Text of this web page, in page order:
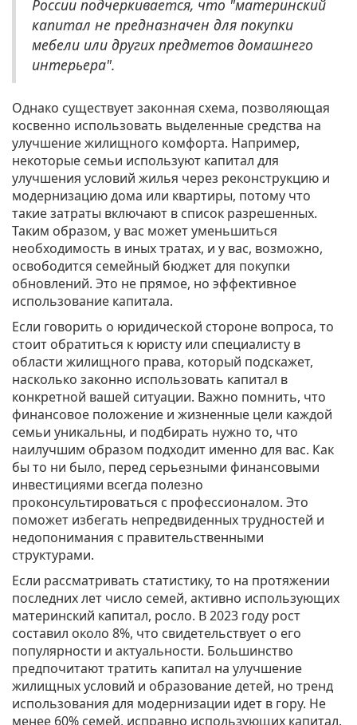
России подчеркивается, что "материнский
капитал не предназначен для покупки
мебели или других предметов домашнего
интерьера".
Однако существует законная схема, позволяющая
косвенно использовать выделенные средства на
улучшение жилищного комфорта. Например,
некоторые семьи используют капитал для
улучшения условий жилья через реконструкцию и
модернизацию дома или квартиры, потому что
такие затраты включают в список разрешенных.
Таким образом, у вас может уменьшиться
необходимость в иных тратах, и у вас, возможно,
освободится семейный бюджет для покупки
обновлений. Это не прямое, но эффективное
использование капитала.
Если говорить о юридической стороне вопроса, то
стоит обратиться к юристу или специалисту в
области жилищного права, который подскажет,
насколько законно использовать капитал в
конкретной вашей ситуации. Важно помнить, что
финансовое положение и жизненные цели каждой
семьи уникальны, и подбирать нужно то, что
наилучшим образом подходит именно для вас. Как
бы то ни было, перед серьезными финансовыми
инвестициями всегда полезно
проконсультироваться с профессионалом. Это
поможет избегать непредвиденных трудностей и
недопонимания с правительственными
структурами.
Если рассматривать статистику, то на протяжении
последних лет число семей, активно использующих
материнский капитал, росло. В 2023 году рост
составил около 8%, что свидетельствует о его
популярности и актуальности. Большинство
предпочитают тратить капитал на улучшение
жилищных условий и образование детей, но тренд
использования для модернизации идет в гору. Не
менее 60% семей, исправно использующих капитал,